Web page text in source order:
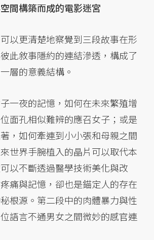
間構築而成的電影迷宮
以更清楚地察覺到三段故事在形
此敘事隱約的連結滲透，構成了
層的意義結構。
一夜的記憶，如何在未來繁殖增
面孔相似難辨的應召女子；或是
，如何牽連到小小張和母親之間
世界手腕植入的晶片可以取代本
以不斷透過醫學技術美化與改
痛與記憶，卻也是錨定人的存在
根源。第二段中的肉體暴力與性
語言不通男女之間微妙的感官連